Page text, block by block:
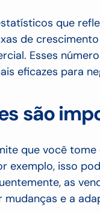
que
de
Esses
eficazes para
são
que você tome
exemplo, isso
as
e a